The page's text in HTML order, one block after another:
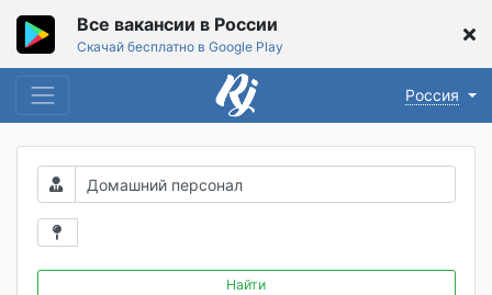
Все вакансии в России
Скачай бесплатно в Google Play
Россия
Найти